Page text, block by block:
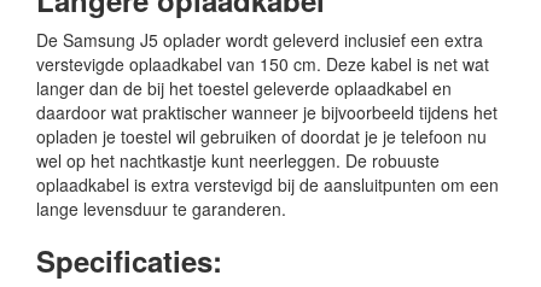
De Samsung J5 oplader wordt geleverd inclusief een extra
verstevigde oplaadkabel van 150 cm. Deze kabel is net wat
langer dan de bij het toestel geleverde oplaadkabel en
daardoor wat praktischer wanneer je bijvoorbeeld tijdens het
opladen je toestel wil gebruiken of doordat je je telefoon nu
wel op het nachtkastje kunt neerleggen. De robuuste
oplaadkabel is extra verstevigd bij de aansluitpunten om een
lange levensduur te garanderen.
Specificaties: